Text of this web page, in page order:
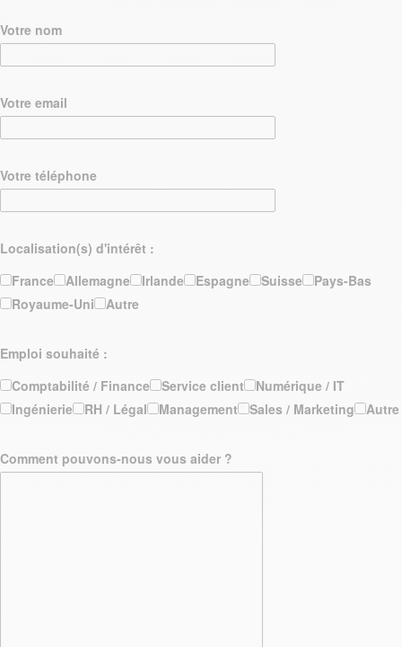
Votre nom
Votre email
Votre téléphone
Localisation(s) d'intérêt :
France
Allemagne Irlande Espagne Suisse
Pays-Bas
Royaume-Uni
Autre
Emploi souhaité :
Comptabilité / Finance
Service client
Numérique / IT
Ingénierie
RH / Légal Management Sales / Marketing Autre
Comment pouvons-nous vous aider ?